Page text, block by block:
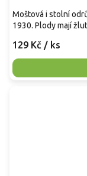
129 Kč / ks
Moštová i stolní
1930. Plody mají